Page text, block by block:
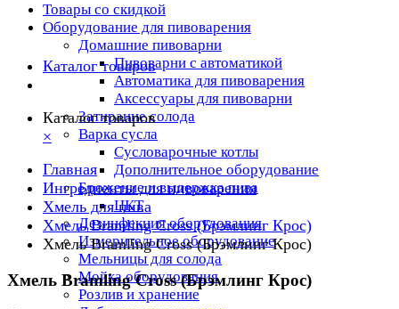
Товары со скидкой
Оборудование для пивоварения
Домашние пивоварни
Пивоварни с автоматикой
Автоматика для пивоварения
Аксессуары для пивоварни
Затирание солода
Варка сусла
Cусловарочные котлы
Дополнительное оборудование
Брожение и выдержка пива
ЦКТ
Дезинфекция оборудования
Измерительное оборудование
Мельницы для солода
Мойка оборудования
Розлив и хранение
Каталог товаров
Каталог товаров
×
Главная
Ингредиенты для пивоварения
Хмель для пива
Хмель Bramling Cross (Брэмлинг Крос)
Хмель Bramling Cross (Брэмлинг Крос)
Хмель Bramling Cross (Брэмлинг Крос)